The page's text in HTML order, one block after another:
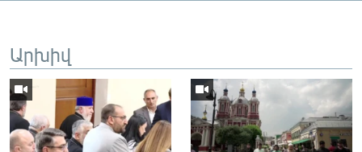
English
Русский
ՀԵՏԵՎԵՔ ՄԵԶ
Արխիվ